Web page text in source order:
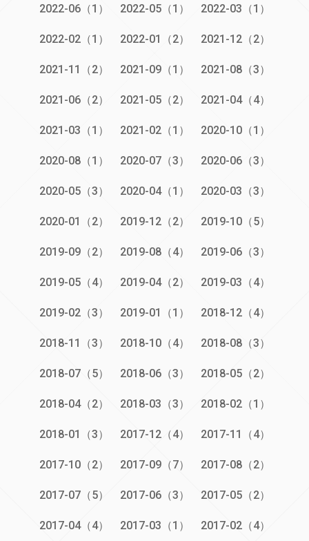
2022-06（1） 2022-05（1） 2022-03（1）
2022-02（1） 2022-01（2） 2021-12（2）
2021-11（2） 2021-09（1） 2021-08（3）
2021-06（2） 2021-05（2） 2021-04（4）
2021-03（1） 2021-02（1） 2020-10（1）
2020-08（1） 2020-07（3） 2020-06（3）
2020-05（3） 2020-04（1） 2020-03（3）
2020-01（2） 2019-12（2） 2019-10（5）
2019-09（2） 2019-08（4） 2019-06（3）
2019-05（4） 2019-04（2） 2019-03（4）
2019-02（3） 2019-01（1） 2018-12（4）
2018-11（3） 2018-10（4） 2018-08（3）
2018-07（5） 2018-06（3） 2018-05（2）
2018-04（2） 2018-03（3） 2018-02（1）
2018-01（3） 2017-12（4） 2017-11（4）
2017-10（2） 2017-09（7） 2017-08（2）
2017-07（5） 2017-06（3） 2017-05（2）
2017-04（4） 2017-03（1） 2017-02（4）